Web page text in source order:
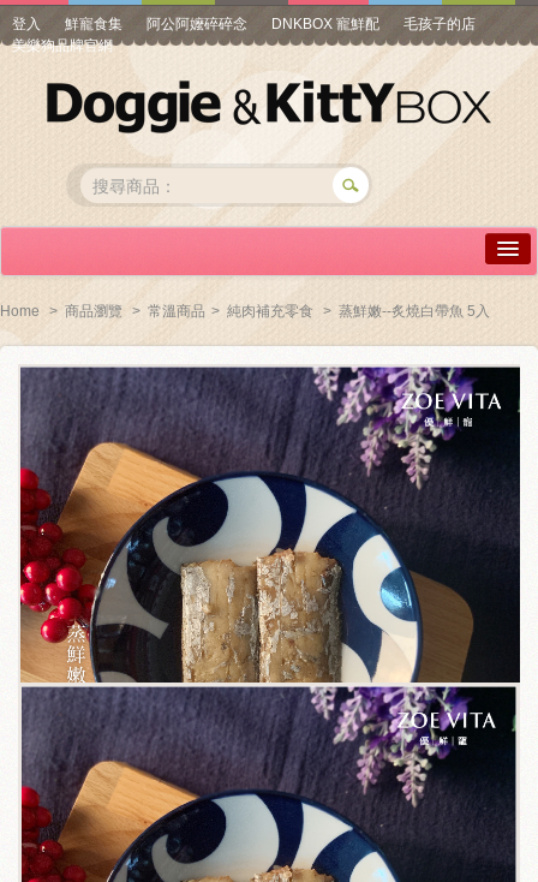
登入 鮮寵食集 阿公阿嬤碎碎念 DNKBOX 寵鮮配
毛孩子的店
美樂狗品牌官網
常見問答
商品瀏覽
線上訂購
帳號專區
關於我們
毛孩健康之道
Home > 商品瀏覽 > 常溫商品 > 純肉補充零食 > 蒸鮮嫩--炙燒白帶魚 5入